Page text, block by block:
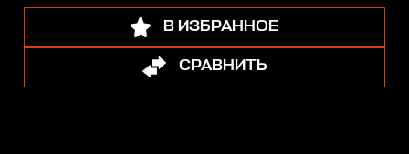
В ИЗБРАННОЕ
СРАВНИТЬ